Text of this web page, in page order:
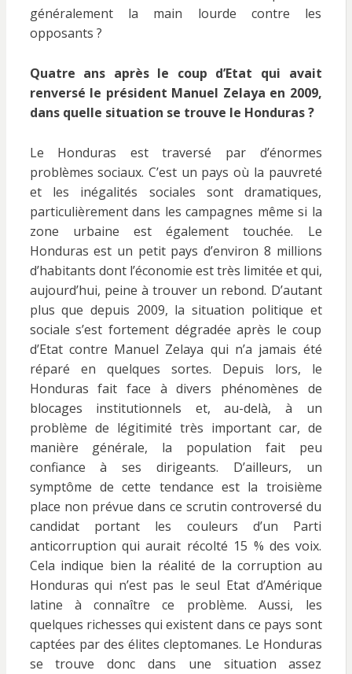
généralement la main lourde contre les
opposants ?
Quatre ans après le coup d’Etat qui avait
renversé le président Manuel Zelaya en 2009,
dans quelle situation se trouve le Honduras ?
Le Honduras est traversé par d’énormes
problèmes sociaux. C’est un pays où la pauvreté
et les inégalités sociales sont dramatiques,
particulièrement dans les campagnes même si la
zone urbaine est également touchée. Le
Honduras est un petit pays d’environ 8 millions
d’habitants dont l’économie est très limitée et qui,
aujourd’hui, peine à trouver un rebond. D’autant
plus que depuis 2009, la situation politique et
sociale s’est fortement dégradée après le coup
d’Etat contre Manuel Zelaya qui n’a jamais été
réparé en quelques sortes. Depuis lors, le
Honduras fait face à divers phénomènes de
blocages institutionnels et, au-delà, à un
problème de légitimité très important car, de
manière générale, la population fait peu
confiance à ses dirigeants. D’ailleurs, un
symptôme de cette tendance est la troisième
place non prévue dans ce scrutin controversé du
candidat portant les couleurs d’un Parti
anticorruption qui aurait récolté 15 % des voix.
Cela indique bien la réalité de la corruption au
Honduras qui n’est pas le seul Etat d’Amérique
latine à connaître ce problème. Aussi, les
quelques richesses qui existent dans ce pays sont
captées par des élites cleptomanes. Le Honduras
se trouve donc dans une situation assez